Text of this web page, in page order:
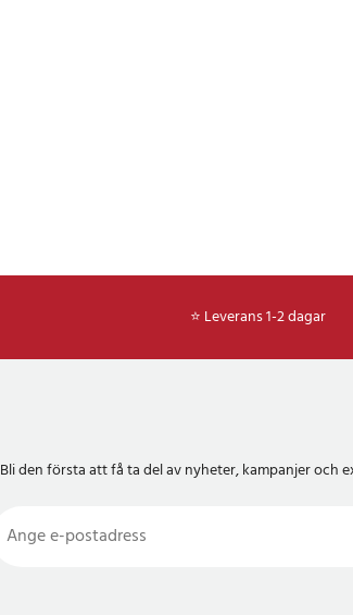
⭐ Leverans 1-2 dagar
Bli den första att få ta del av nyheter, kampanjer och